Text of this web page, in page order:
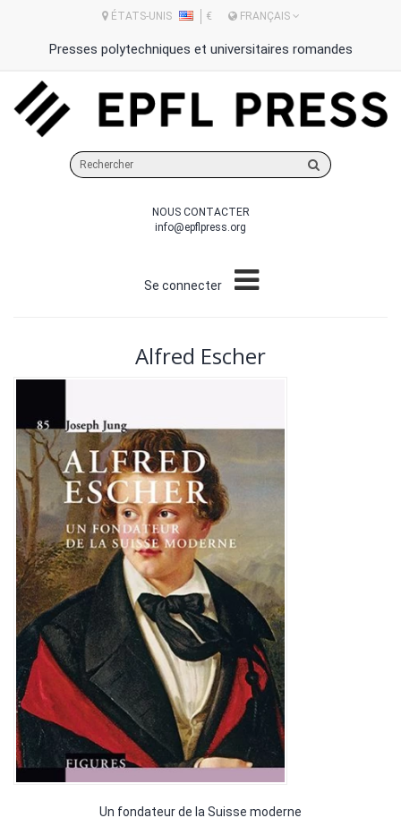
ÉTATS-UNIS € FRANÇAIS
Presses polytechniques et universitaires romandes
sur
site
NOUS CONTACTER
info@epflpress.org
Se connecter
Alfred Escher
Un fondateur de la Suisse moderne